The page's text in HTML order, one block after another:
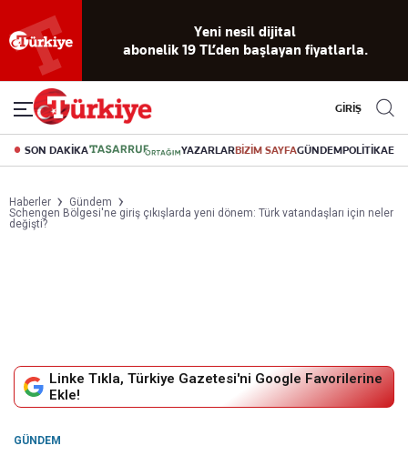
okuma
deneyimi
dijital arşiv
Akıllı haber
asistanı
Eski gazeteleri
indirme
canlı soru
cevap
GİRİŞ
SON DAKİKA YAZARLARBİZİM SAYFAGÜNDEMPOLİTİKA
Haberler
Gündem
Schengen Bölgesi'ne giriş çıkışlarda yeni dönem: Türk vatandaşları için neler
değişti?
Linke Tıkla, Türkiye Gazetesi'ni Google Favorilerine
Ekle!
GÜNDEM